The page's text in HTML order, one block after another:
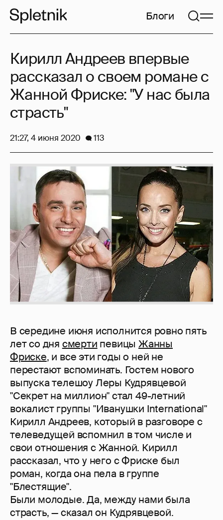
Блоги
В середине июня исполнится ровно пять
лет со дня смерти певицыЖанны
Фриске, и все эти годы о ней не
перестают вспоминать. Гостем нового
выпуска телешоу Леры Кудрявцевой
"Секрет на миллион" стал 49-летний
вокалист группы "Иванушки International"
Кирилл Андреев, который в разговоре с
телеведущей вспомнил в том числе и
свои отношения с Жанной. Кирилл
рассказал, что у него с Фриске был
роман, когда она пела в группе
"Блестящие".
Были молодые. Да, между нами была
страсть, — сказал он Кудрявцевой.
Кирилл Андреев впервые
рассказал о своем романе с
Жанной Фриске: "У нас была
страсть"
21:27, 4 июня 2020 113